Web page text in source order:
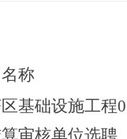
称
基础设施工程0
审核单位选聘